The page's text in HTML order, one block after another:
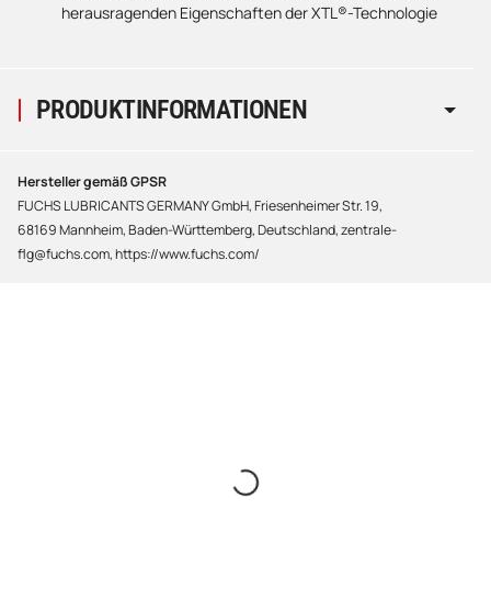
PRODUKTINFORMATIONEN
herausragenden Eigenschaften der XTL®-Technologie
Hersteller gemäß GPSR
FUCHS LUBRICANTS GERMANY GmbH, Friesenheimer Str. 19,
68169 Mannheim, Baden-Württemberg, Deutschland, zentrale-
flg@fuchs.com, https://www.fuchs.com/